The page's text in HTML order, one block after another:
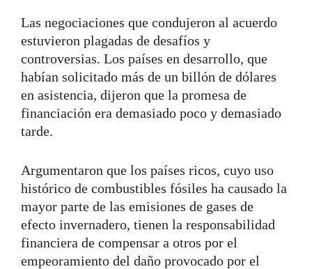
Las negociaciones que condujeron al acuerdo
estuvieron plagadas de desafíos y
controversias. Los países en desarrollo, que
habían solicitado más de un billón de dólares
en asistencia, dijeron que la promesa de
financiación era demasiado poco y demasiado
tarde.
Argumentaron que los países ricos, cuyo uso
histórico de combustibles fósiles ha causado la
mayor parte de las emisiones de gases de
efecto invernadero, tienen la responsabilidad
financiera de compensar a otros por el
empeoramiento del daño provocado por el